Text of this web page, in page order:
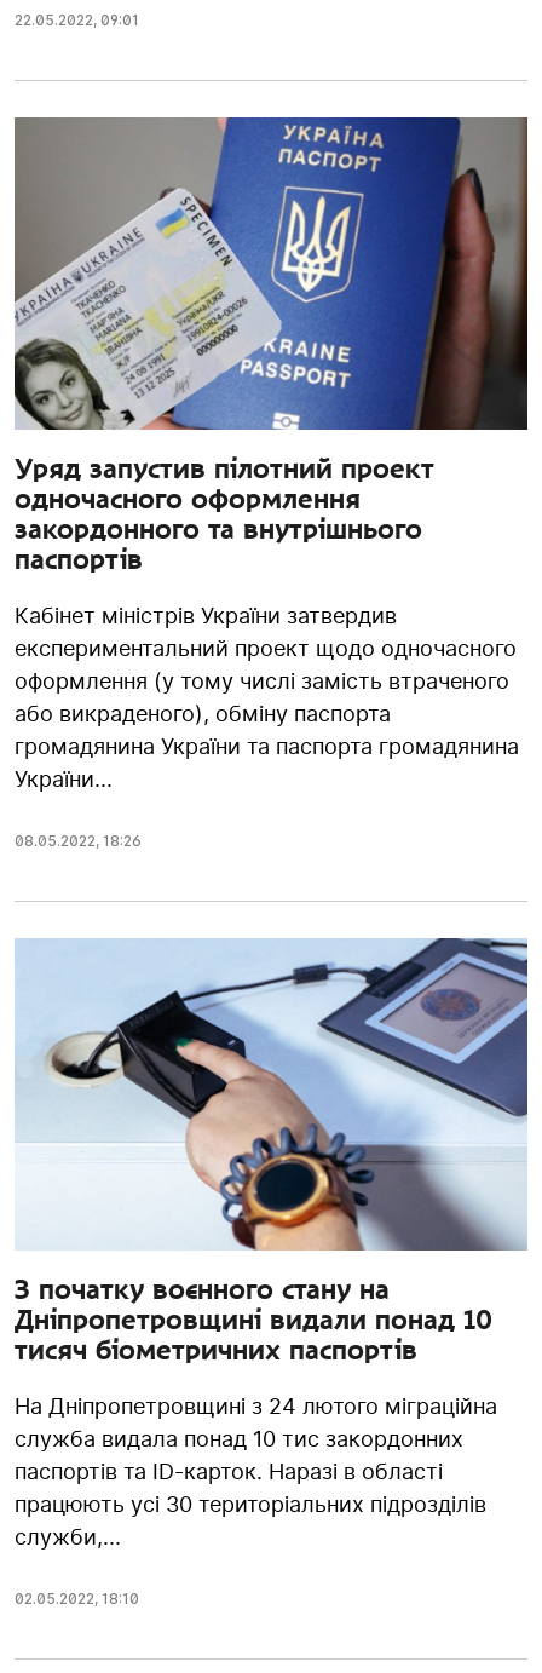
22.05.2022, 09:01
Уряд запустив пілотний проект
одночасного оформлення
закордонного та внутрішнього
паспортів
Кабінет міністрів України затвердив
експериментальний проект щодо одночасного
оформлення (у тому числі замість втраченого
або викраденого), обміну паспорта
громадянина України та паспорта громадянина
України...
08.05.2022, 18:26
З початку воєнного стану на
Дніпропетровщині видали понад 10
тисяч біометричних паспортів
На Дніпропетровщині з 24 лютого міграційна
служба видала понад 10 тис закордонних
паспортів та ID-карток. Наразі в області
працюють усі 30 територіальних підрозділів
служби,...
02.05.2022, 18:10